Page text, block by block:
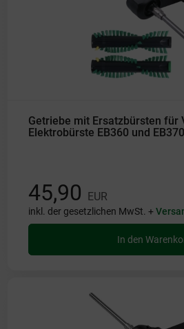
Getriebe mit Ersatzbürsten für
Elektrobürste EB360 und
45,90 EUR
inkl. der gesetzlichen MwSt. +
In den